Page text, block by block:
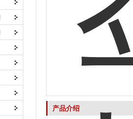
产品介绍